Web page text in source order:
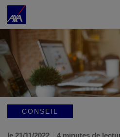
Accéder au Contenu
CONSEIL
le 21/11/2022 4 minutes de